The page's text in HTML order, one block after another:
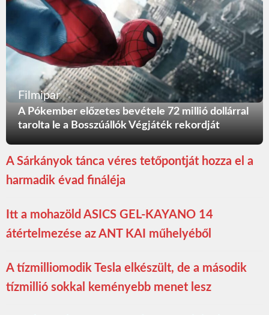
Filmipar
A Pókember előzetes bevétele 72 millió dollárral
tarolta le a Bosszúállók Végjáték rekordját
A Sárkányok tánca véres tetőpontját hozza el a
harmadik évad fináléja
Itt a mohazöld ASICS GEL-KAYANO 14
átértelmezése az ANT KAI műhelyéből
A tízmilliomodik Tesla elkészült, de a második
tízmillió sokkal keményebb menet lesz